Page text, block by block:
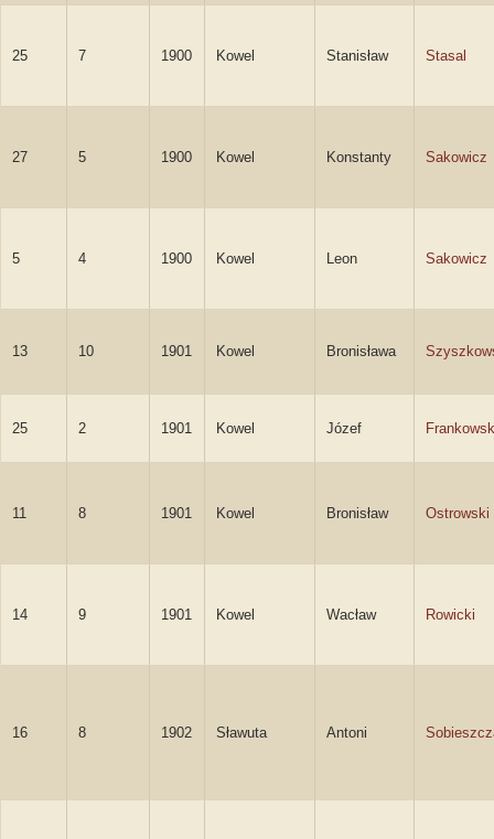
25 7 1900 Kowel Stanisław Stasal
27 5 1900 Kowel Konstanty Sakowicz
5 4 1900 Kowel Leon Sakowicz
13 10 1901 Kowel Bronisława
25 2 1901 Kowel Józef
11 8 1901 Kowel Bronisław Ostrowski
14 9 1901 Kowel Wacław Rowicki
16 8 1902 Sławuta Antoni